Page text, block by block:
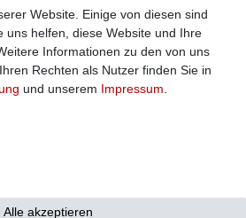
Website. Einige von diesen sind
uns helfen, diese Website und Ihre
Informationen zu den von uns
Rechten als Nutzer finden Sie in
und unserem Impressum
Alle akzeptieren
Shop Strerath